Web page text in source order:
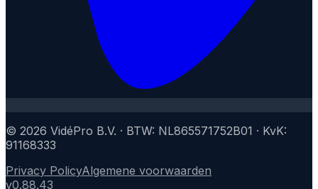
© 2026 VidéPro B.V. · BTW: NL865571752B01 · KvK:
91168333
Privacy PolicyAlgemene voorwaarden
v0.88.43